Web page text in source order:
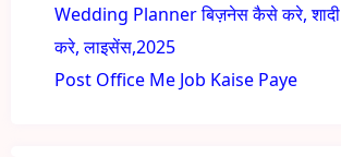
Wedding Planner बिज़नेस कैसे करे,
करे, लाइसेंस,2025
Post Office Me Job Kaise Paye